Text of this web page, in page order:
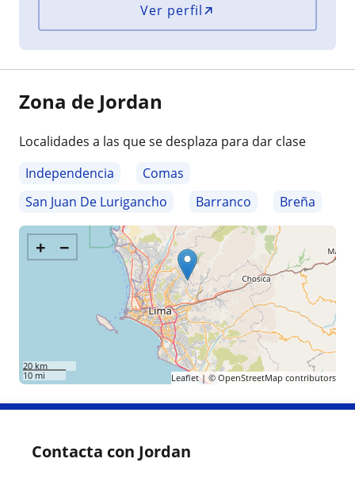
Ver perfil
Zona de Jordan
Localidades a las que se desplaza para dar clase
Independencia
Comas
San Juan De Lurigancho
Barranco Breña
+ −
20 km
10 mi
Leaflet| © OpenStreetMap contributors
Contacta con Jordan